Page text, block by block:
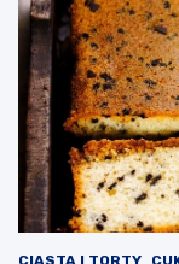
u
c
n
?
CIASTA I TORTY